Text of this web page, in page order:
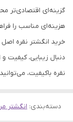
گزینه‌ای اقتصادی‌تر
هزینه‌ای مناسب را
خرید انگشتر نقره
دنبال زیبایی، کیفیت
نقره باکیفیت،
دسته‌بندی: انگشتر